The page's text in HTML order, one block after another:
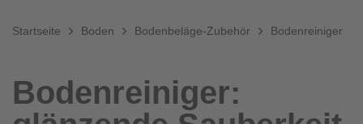
Startseite Boden Bodenbeläge-Zubehör Bodenreiniger
Bodenreiniger: